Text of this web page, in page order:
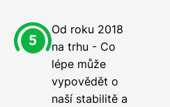
Od roku 2018
na trhu - Co
lépe může
vypovědět o
naší stabilitě a